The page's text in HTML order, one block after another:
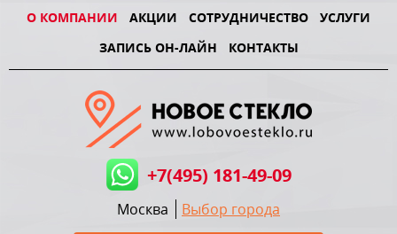
О КОМПАНИИ АКЦИИ СОТРУДНИЧЕСТВО
УСЛУГИ
ЗАПИСЬ ОН-ЛАЙН
КОНТАКТЫ
+7(495) 181-49-09
Москва Выбор города